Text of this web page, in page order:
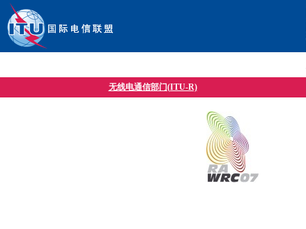
无线电通信部门(ITU-R)